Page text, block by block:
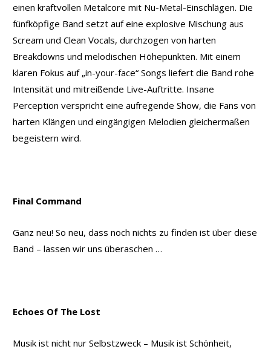
einen kraftvollen Metalcore mit Nu-Metal-Einschlägen. Die
fünfköpfige Band setzt auf eine explosive Mischung aus
Scream und Clean Vocals, durchzogen von harten
Breakdowns und melodischen Höhepunkten. Mit einem
klaren Fokus auf „in-your-face“ Songs liefert die Band rohe
Intensität und mitreißende Live-Auftritte. Insane
Perception verspricht eine aufregende Show, die Fans von
harten Klängen und eingängigen Melodien gleichermaßen
begeistern wird.
Final Command
Ganz neu! So neu, dass noch nichts zu finden ist über diese
Band – lassen wir uns überaschen …
Echoes Of The Lost
Musik ist nicht nur Selbstzweck – Musik ist Schönheit,